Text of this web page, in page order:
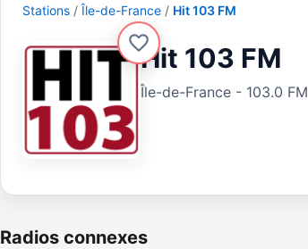
Stations Île-de-France Hit 103 FM
Hit 103 FM
Île-de-France - 103.0 FM
Radios connexes